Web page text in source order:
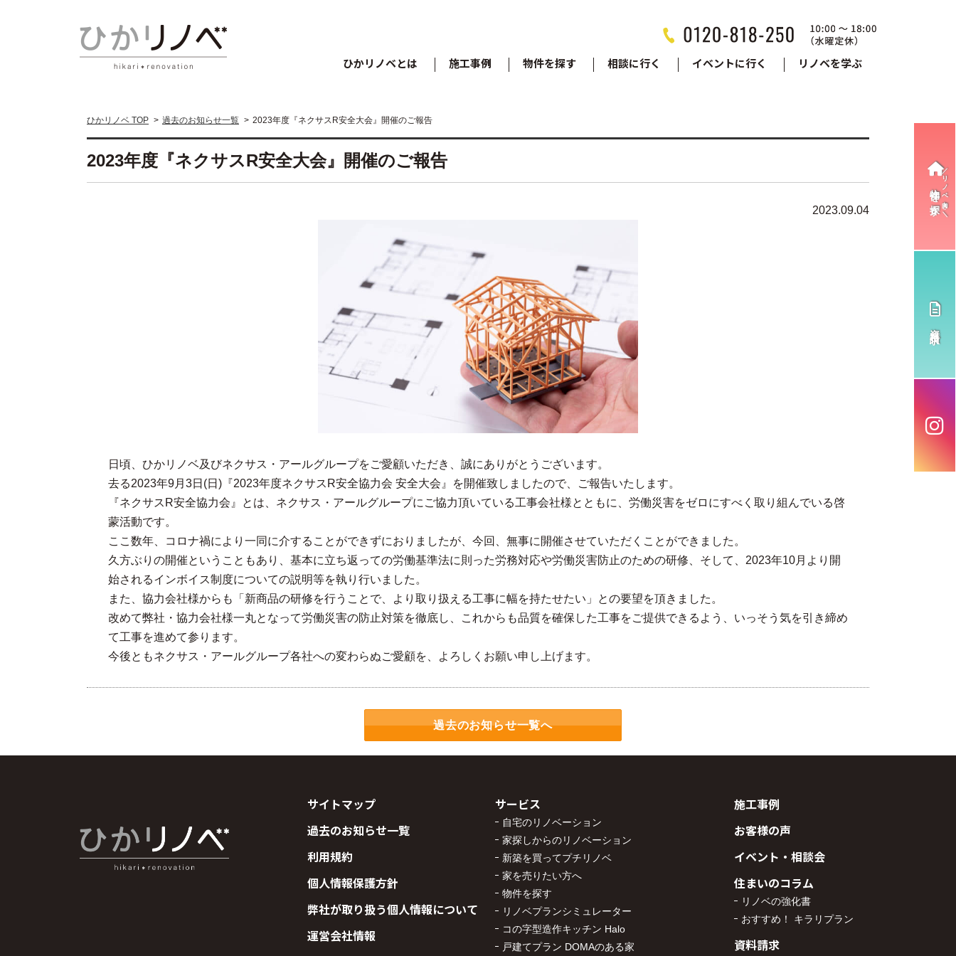
ひかリノベとは 施工事例 物件を探す 相談に行く イベントに行く リノベを学ぶ
ひかリノベ TOP 過去のお知らせ一覧 2023年度『ネクサスR安全大会』開催のご報告
2023年度『ネクサスR安全大会』開催のご報告
2023.09.04
日頃、ひかリノベ及びネクサス・アールグループをご愛顧いただき、誠にありがとうございます。
去る2023年9月3日(日)『2023年度ネクサスR安全協力会 安全大会』を開催致しましたので、ご報告いたします。
『ネクサスR安全協力会』とは、ネクサス・アールグループにご協力頂いている工事会社様とともに、労働災害をゼロにすべく取り組んでいる啓
蒙活動です。
ここ数年、コロナ禍により一同に介することができずにおりましたが、今回、無事に開催させていただくことができました。
久方ぶりの開催ということもあり、基本に立ち返っての労働基準法に則った労務対応や労働災害防止のための研修、そして、2023年10月より開
始されるインボイス制度についての説明等を執り行いました。
また、協力会社様からも「新商品の研修を行うことで、より取り扱える工事に幅を持たせたい」との要望を頂きました。
改めて弊社・協力会社様一丸となって労働災害の防止対策を徹底し、これからも品質を確保した工事をご提供できるよう、いっそう気を引き締め
て工事を進めて参ります。
今後ともネクサス・アールグループ各社への変わらぬご愛顧を、よろしくお願い申し上げます。
過去のお知らせ一覧へ
サイトマップ
過去のお知らせ一覧
利用規約
個人情報保護方針
弊社が取り扱う個人情報について
運営会社情報
サービス
自宅のリノベーション
家探しからのリノベーション
新築を買ってプチリノベ
家を売りたい方へ
物件を探す
リノベプランシミュレーター
コの字型造作キッチン Halo
戸建てプラン DOMAのある家
施工事例
お客様の声
イベント・相談会
住まいのコラム
リノベの強化書
おすすめ！ キラリプラン
資料請求
物件を探す